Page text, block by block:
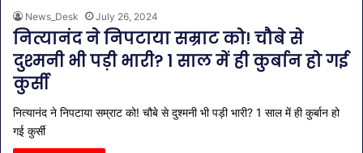
News_Desk July 26, 2024
नित्यानंद ने निपटाया सम्राट को! चौबे से
दुश्मनी भी पड़ी भारी? 1 साल में ही कुर्बान हो गई
कुर्सी
नित्यानंद ने निपटाया सम्राट को! चौबे से दुश्मनी भी पड़ी भारी? 1 साल में ही कुर्बान हो
गई कुर्सी